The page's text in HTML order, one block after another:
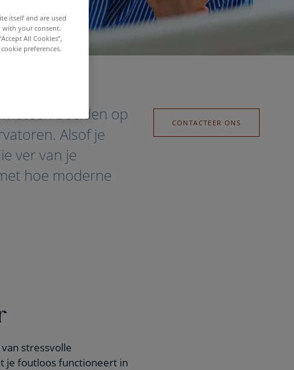
beelden op
Alsof je
ver van je
hoe moderne
CONTACTEER ONS
stressvolle
je foutloos functioneert in
itself and are used
with your consent.
All Cookies”,
preferences.